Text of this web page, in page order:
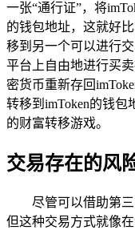
一张“通行证”，将
的钱包地址，这就好
移到另一个可以进行
平台上自由地进行买
密货币重新存回
转移到imToken的钱
的财富转移游戏。
交易存在的风
尽管可以借助第
但这种交易方式就像